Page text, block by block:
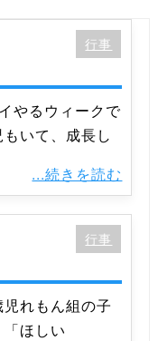
行事
やるウィークで
いて、成長し
...続きを読む
行事
れもん組の子
ほしい